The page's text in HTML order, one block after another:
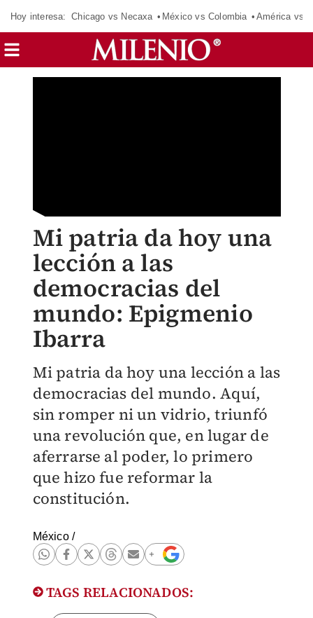
Hoy interesa: Chicago vs Necaxa México vs Colombia América vs
Mi patria da hoy una
lección a las
democracias del
mundo: Epigmenio
Ibarra
Mi patria da hoy una lección a las
democracias del mundo. Aquí,
sin romper ni un vidrio, triunfó
una revolución que, en lugar de
aferrarse al poder, lo primero
que hizo fue reformar la
constitución.
México/
TAGS RELACIONADOS: